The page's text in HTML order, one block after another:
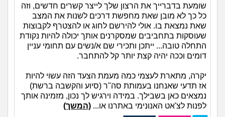
שומעת בדברייך את הרצון שלך לייצר קשרים חדשים, וזה
כל כך לא מובן שאת מחפשת דרכים לשנות את המצב
שאת נמצאת בו. אולי להירשם לחוג או להצטרף לקבוצות
שעוסקות בתחביבים שמסקרנים אותך יכולה להיות נקודת
התחלה טובה... ייתכן ותכירי שם א/נשים עם תחומי עניין
דומים וככה יהיה קצת יותר קל להתחבר.
יקרה, מתארת לעצמי כמה מעמת הצעד הזה עשוי להיות
אז תדעי שאנחנו בעמותת סה"ר (סיוע והקשבה ברשת)
נמצאים כאן בשבילך. במידה וירגיש לך נכון, מזמינה אותך
לפנות לצ'אט האנונימי באתרנו או... (המשך)